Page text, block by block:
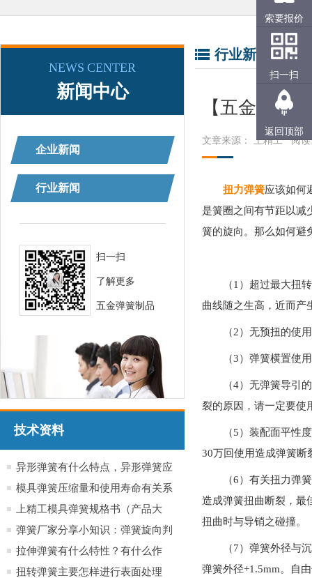
NEWS CENTER
新闻中心
企业新闻
行业新闻
扫一扫
了解更多
五金弹簧制品
技术资料
异形弹簧有什么特点，异形弹簧应
用于哪些行业产品
模具弹簧压缩量和使用寿命有关系
吗？
上精工模具弹簧规格书（产品大
全）
弹簧厂家分享小知识：弹簧旋向判
定方法小知识
拉伸弹簧有什么特性？有什么作
用？
扭转弹簧主要怎样进行表面处理
行业新闻
【五金弹簧
文章来源： 上精工 阅读
扭力弹簧应该如何
是簧圈之间有节距以减
簧的旋向。那么如何避
（1）超过最大扭
曲线随之生高，近而产
（2）无预扭的使
（3）弹簧横置使
（4）无弹簧导引
裂的原因，请一定要使
（5）装配面平性
30万回使用造成弹簧断
（6）有关扭力弹
造成弹簧扭曲断裂，最
扭曲时与导销之碰撞。
（7）弹簧外径与
弹簧外径+1.5mm。自
索要报价
扫一扫
返回顶部